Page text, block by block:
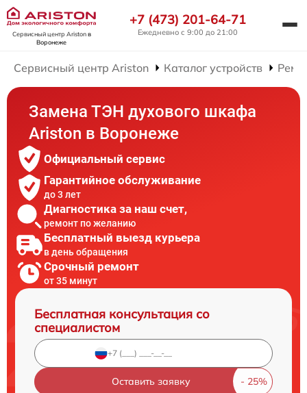
Сервисный центр Aristonв
Воронеже
+7 (473) 201-64-71
Ежедневно с 9:00 до 21:00
Сервисный центр Ariston Каталог устройств
Замена ТЭН духового шкафа
Ariston в Воронеже
Официальный сервис
Гарантийное обслуживание
до 3 лет
Диагностика за наш счет,
ремонт по желанию
Бесплатный выезд курьера
в день обращения
Срочный ремонт
от 35 минут
Бесплатная консультация со
специалистом
Оставить заявку